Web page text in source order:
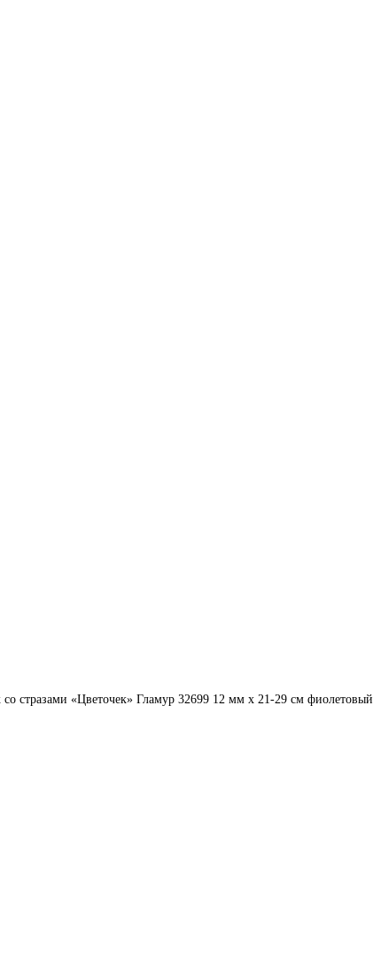
стразами «Цветочек» Гламур 32699 12 мм х 21-29 см фиолетовый